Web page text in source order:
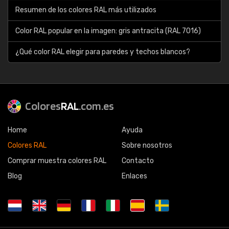
Resumen de los colores RAL más utilizados
Color RAL popular en la imagen: gris antracita (RAL 7016)
¿Qué color RAL elegir para paredes y techos blancos?
ColoresRAL.com.es
Home
Colores RAL
Comprar muestra colores RAL
Blog
Ayuda
Sobre nosotros
Contacto
Enlaces